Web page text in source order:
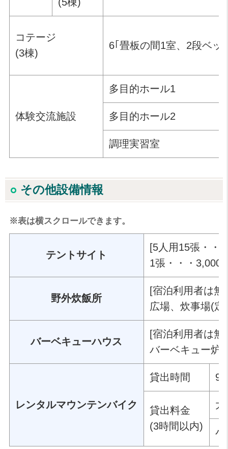
コテージ
(3棟)
6｢畳板の間1室、2段ベッ
体験交流施設
多目的ホール1
多目的ホール2
調理実習室
その他設備情報
※表は横スクロールできます。
テントサイト
[5人用15張・・
1張・・・3,000
野外炊飯所
[宿泊利用者は無
広場、炊事場(
バーベキューハウス
[宿泊利用者は無
バーベキュー炉
レンタルマウンテンバイク
貸出時間 9
貸出料金
(3時間以内)
大
小